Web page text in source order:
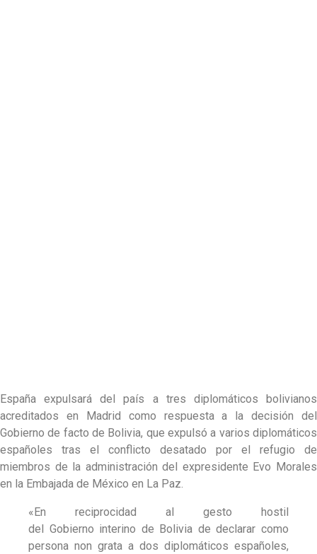
España expulsará del país a tres diplomáticos bolivianos
acreditados en Madrid como respuesta a la decisión del
Gobierno de facto de Bolivia, que expulsó a varios diplomáticos
españoles tras el conflicto desatado por el refugio de
miembros de la administración del expresidente Evo Morales
en la Embajada de México en La Paz.
«En reciprocidad al gesto hostil
del Gobierno interino de Bolivia de declarar como
persona non grata a dos diplomáticos españoles,